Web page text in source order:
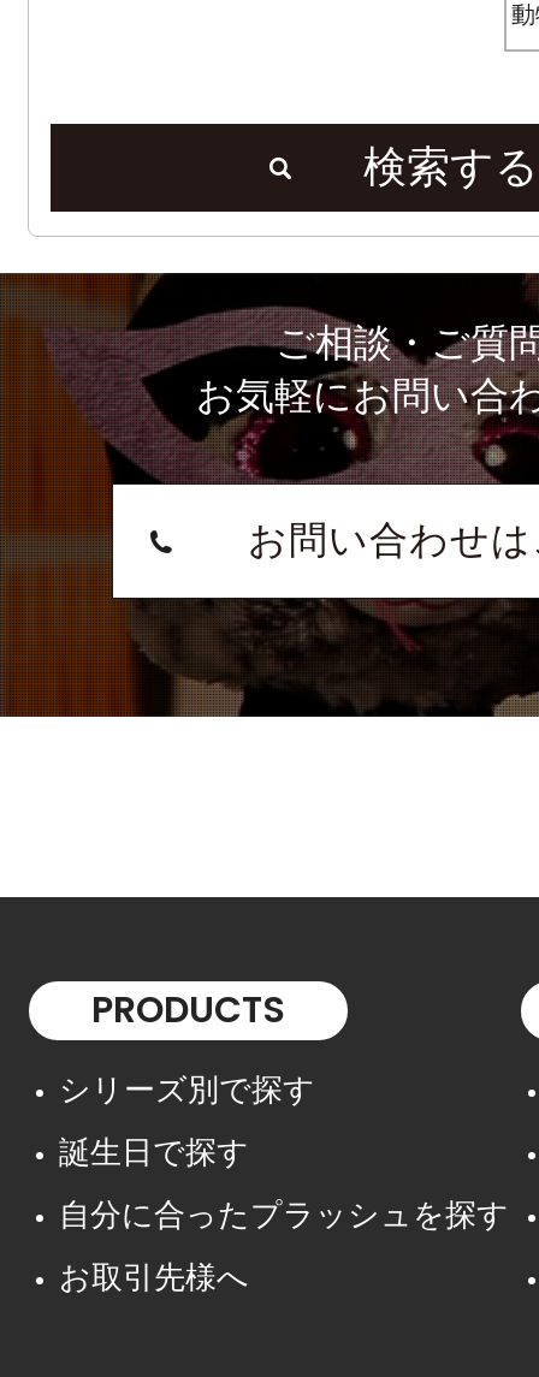
検索する
ご相談・ご質
お気軽にお問い合
お問い合わせ
PRODUCTS
シリーズ別で探す
誕生日で探す
自分に合ったプラッシュを探す
お取引先様へ